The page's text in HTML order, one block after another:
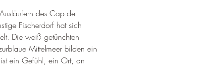
des Cap de
Fischerdorf hat sich
Die weiß getünchten
Mittelmeer bilden ein
ein Gefühl, ein Ort, an